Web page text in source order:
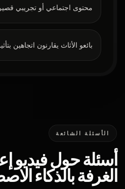
محتوى اجتماعي أو تجريبي قصير
بائعو الأثاث يقارنون اتجاهين
الأسئلة الشائعة
أسئلة حول فيديو
الغرفة بالذكاء